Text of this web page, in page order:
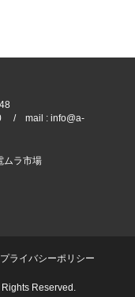
ムラ市場
プライバシーポリシー
Reserved.